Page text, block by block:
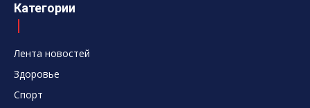
Категории
Лента новостей
Здоровье
Спорт